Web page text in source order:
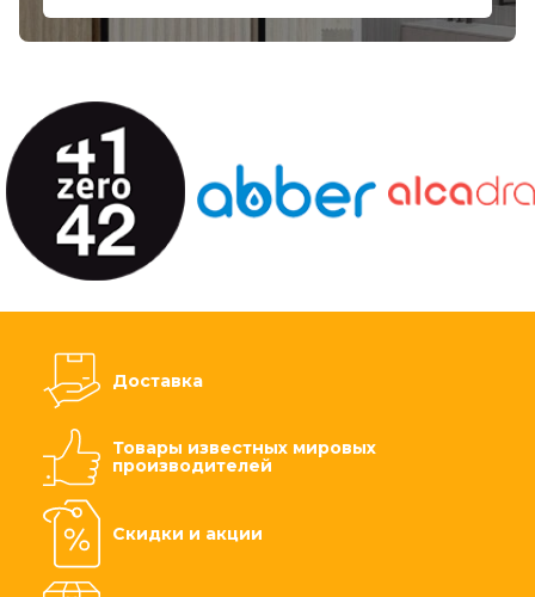
Доставка
Товары известных мировых
производителей
Скидки и акции